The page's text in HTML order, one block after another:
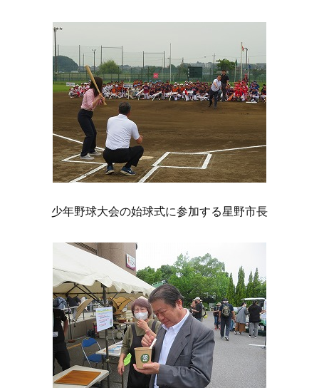
少年野球大会の始球式に参加する星野市長